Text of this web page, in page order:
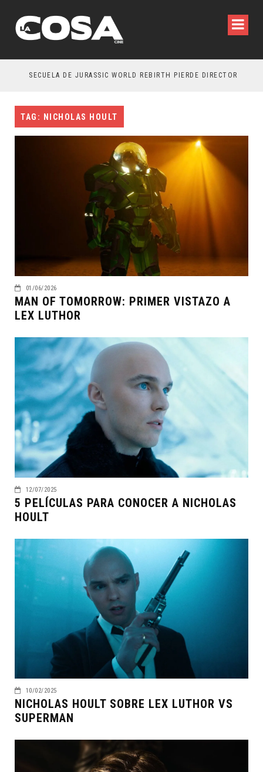
SECUELA DE JURASSIC WORLD REBIRTH PIERDE DIRECTOR
TAG: NICHOLAS HOULT
01/06/2026
MAN OF TOMORROW: PRIMER VISTAZO A
LEX LUTHOR
12/07/2025
5 PELÍCULAS PARA CONOCER A NICHOLAS
HOULT
10/02/2025
NICHOLAS HOULT SOBRE LEX LUTHOR VS
SUPERMAN